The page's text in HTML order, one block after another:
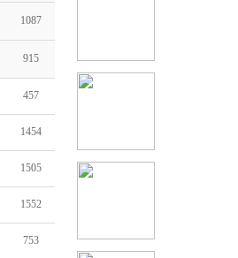
1087
915
457
1454
1505
1552
753